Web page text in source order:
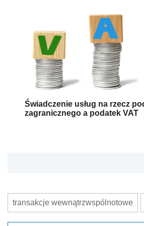
Świadczenie usług na rzecz
zagranicznego a podatek VAT
transakcje wewnątrzwspólnotowe